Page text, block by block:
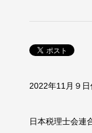
2022年11月９
日本税理士会連